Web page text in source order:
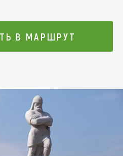
В МАРШРУТ